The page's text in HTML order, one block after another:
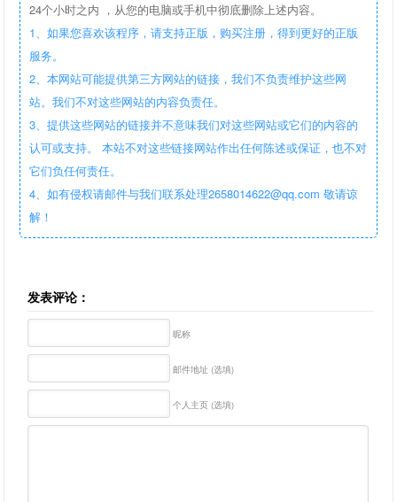
24个小时之内 ，从您的电脑或手机中彻底删除上述内容。
1、如果您喜欢该程序，请支持正版，购买注册，得到更好的正版
服务。
2、本网站可能提供第三方网站的链接，我们不负责维护这些网
站。我们不对这些网站的内容负责任。
3、提供这些网站的链接并不意味我们对这些网站或它们的内容的
认可或支持。 本站不对这些链接网站作出任何陈述或保证，也不对
它们负任何责任。
4、如有侵权请邮件与我们联系处理2658014622@qq.com 敬请谅
解！
发表评论：
昵称
邮件地址 (选填)
个人主页 (选填)